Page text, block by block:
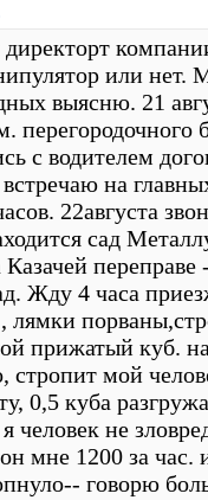
или
выясню. 21
перегородочного
с водителем
на
22августа
сад
Казачей
Жду 4 часа
, лямки
прижатый куб.
стропит мой
0,5 куба
человек не
мне 1200 за час.
говорю